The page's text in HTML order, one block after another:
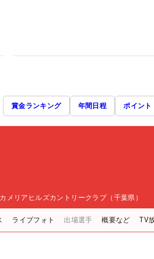
賞金ランキング 年間日程 ポイント
カメリアヒルズカントリークラブ（千葉県）
ライブフォト 出場選手 概要など TV